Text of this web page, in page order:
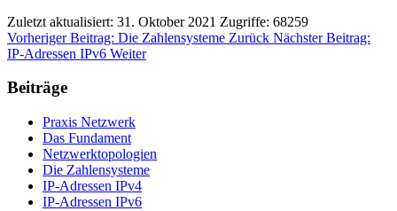
Zuletzt aktualisiert: 31. Oktober 2021 Zugriffe: 68259
Vorheriger Beitrag: Die Zahlensysteme Zurück Nächster Beitrag:
IP-Adressen IPv6 Weiter
Beiträge
Praxis Netzwerk
Das Fundament
Netzwerktopologien
Die Zahlensysteme
IP-Adressen IPv4
IP-Adressen IPv6